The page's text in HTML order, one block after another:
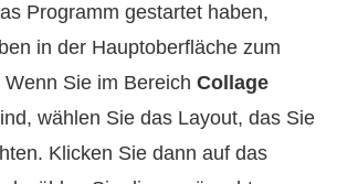
Programm gestartet haben,
in der Hauptoberfläche zum
Wenn Sie im Bereich Collage
wählen Sie das Layout, das Sie
Klicken Sie dann auf das